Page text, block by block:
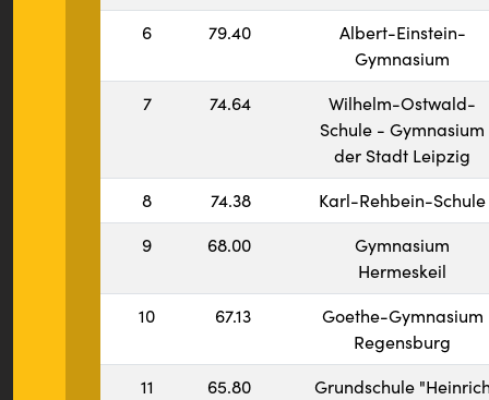
6
79.40
Albert-Einstein-
Gymnasium
7
74.64
Wilhelm-Ostwald-
Schule - Gymnasium
der Stadt Leipzig
8
74.38
Karl-Rehbein-Schule
9
68.00
Gymnasium
Hermeskeil
10
67.13
Goethe-Gymnasium
Regensburg
11
65.80
Grundschule